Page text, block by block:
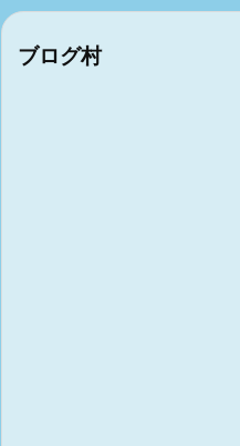
ブログ村